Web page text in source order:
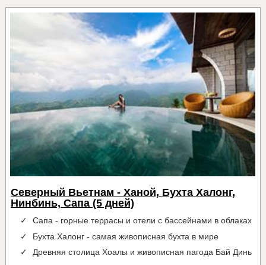
Северный Вьетнам - Ханой, Бухта Халонг,
Нинбинь, Сапа (5 дней)
Сапа - горные террасы и отели с бассейнами в облаках
Бухта Халонг - самая живописная бухта в мире
Древняя столица Хоалы и живописная пагода Бай Динь